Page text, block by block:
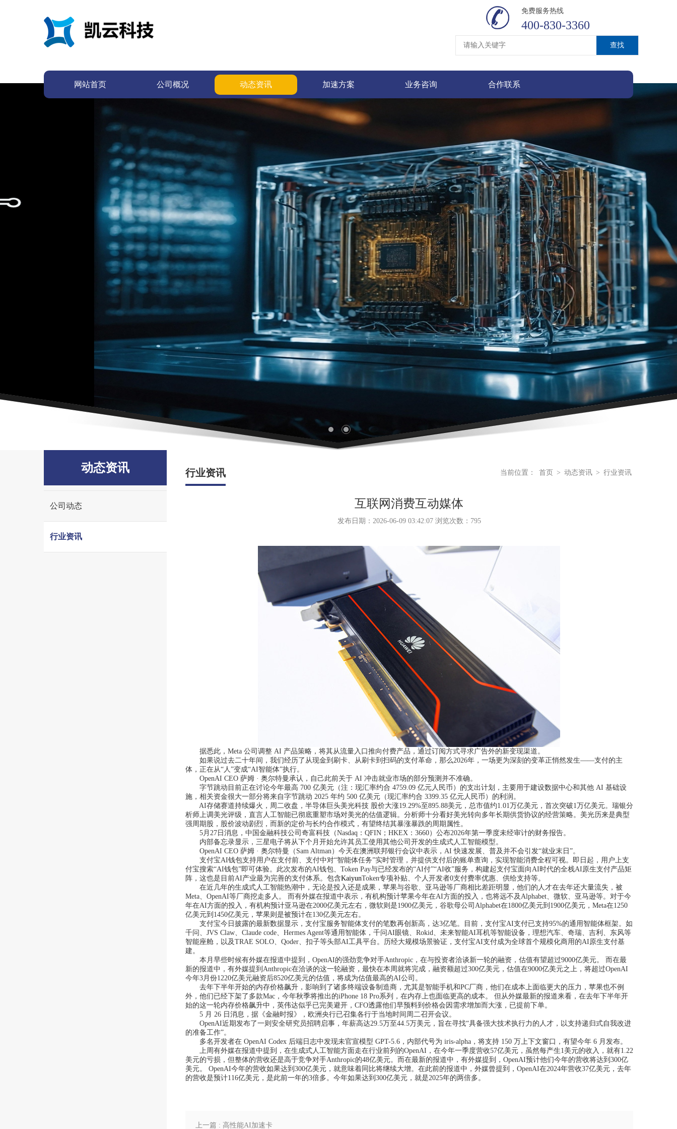
免费服务热线
400-830-3360
网站首页 公司概况 动态资讯 加速方案 业务咨询 合作联系
动态资讯
公司动态
行业资讯
行业资讯 当前位置： 首页 > 动态资讯 > 行业资讯
互联网消费互动媒体
发布日期：2026-06-09 03:42:07 浏览次数： 795
据悉此，Meta 公司调整 AI 产品策略，将其从流量入口推向付费产品，通过订阅方式寻求广告外的新变现渠道。
如果说过去二十年间，我们经历了从现金到刷卡、从刷卡到扫码的支付革命，那么2026年，一场更为深刻的变革正悄然发生——支付的主
体，正在从“人”变成“AI智能体”执行。
OpenAI CEO 萨姆 · 奥尔特曼承认，自己此前关于 AI 冲击就业市场的部分预测并不准确。
字节跳动目前正在讨论今年最高 700 亿美元（注：现汇率约合 4759.09 亿元人民币）的支出计划，主要用于建设数据中心和其他 AI 基础设
施，相关资金很大一部分将来自字节跳动 2025 年约 500 亿美元（现汇率约合 3399.35 亿元人民币）的利润。
AI存储赛道持续爆火，周二收盘，半导体巨头美光科技 股价大涨19.29%至895.88美元，总市值约1.01万亿美元，首次突破1万亿美元。瑞银分
析师上调美光评级，直言人工智能已彻底重塑市场对美光的估值逻辑。分析师十分看好美光转向多年长期供货协议的经营策略。美光历来是典型
强周期股，股价波动剧烈，而新的定价与长约合作模式，有望终结其暴涨暴跌的周期属性。
5月27日消息，中国金融科技公司奇富科技（Nasdaq：QFIN；HKEX：3660）公布2026年第一季度未经审计的财务报告。
内部备忘录显示，三星电子将从下个月开始允许其员工使用其他公司开发的生成式人工智能模型。
OpenAI CEO 萨姆 · 奥尔特曼（Sam Altman）今天在澳洲联邦银行会议中表示，AI 快速发展、普及并不会引发“就业末日”。
支付宝AI钱包支持用户在支付前、支付中对“智能体任务”实时管理，并提供支付后的账单查询，实现智能消费全程可视。即日起，用户上支
付宝搜索“AI钱包”即可体验。此次发布的AI钱包、Token Pay与已经发布的“AI付”“AI收”服务，构建起支付宝面向AI时代的全栈AI原生支付产品矩
阵，这也是目前AI产业最为完善的支付体系。包含KaiyunToken专项补贴、个人开发者0支付费率优惠、供给支持等。
在近几年的生成式人工智能热潮中，无论是投入还是成果，苹果与谷歌、亚马逊等厂商相比差距明显，他们的人才在去年还大量流失，被
Meta、OpenAI等厂商挖走多人。 而有外媒在报道中表示，有机构预计苹果今年在AI方面的投入，也将远不及Alphabet、微软、亚马逊等。对于今
年在AI方面的投入，有机构预计亚马逊在2000亿美元左右，微软则是1900亿美元，谷歌母公司Alphabet在1800亿美元到1900亿美元，Meta在1250
亿美元到1450亿美元，苹果则是被预计在130亿美元左右。
支付宝今日披露的最新数据显示，支付宝服务智能体支付的笔数再创新高，达3亿笔。目前，支付宝AI支付已支持95%的通用智能体框架。如
千问、JVS Claw、Claude code、Hermes Agent等通用智能体，千问AI眼镜、Rokid、未来智能AI耳机等智能设备，理想汽车、奇瑞、吉利、东风等
智能座舱，以及TRAE SOLO、Qoder、扣子等头部AI工具平台。历经大规模场景验证，支付宝AI支付成为全球首个规模化商用的AI原生支付基
建。
本月早些时候有外媒在报道中提到，OpenAI的强劲竞争对手Anthropic，在与投资者洽谈新一轮的融资，估值有望超过9000亿美元。 而在最
新的报道中，有外媒提到Anthropic在洽谈的这一轮融资，最快在本周就将完成，融资额超过300亿美元，估值在9000亿美元之上，将超过OpenAI
今年3月份1220亿美元融资后8520亿美元的估值，将成为估值最高的AI公司。
去年下半年开始的内存价格飙升，影响到了诸多终端设备制造商，尤其是智能手机和PC厂商，他们在成本上面临更大的压力，苹果也不例
外，他们已经下架了多款Mac，今年秋季将推出的iPhone 18 Pro系列，在内存上也面临更高的成本。 但从外媒最新的报道来看，在去年下半年开
始的这一轮内存价格飙升中，英伟达似乎已完美避开，CFO透露他们早预料到价格会因需求增加而大涨，已提前下单。
5 月 26 日消息，据《金融时报》，欧洲央行已召集各行于当地时间周二召开会议。
OpenAI近期发布了一则安全研究员招聘启事，年薪高达29.5万至44.5万美元，旨在寻找“具备强大技术执行力的人才，以支持递归式自我改进
的准备工作”。
多名开发者在 OpenAI Codex 后端日志中发现未官宣模型 GPT-5.6，内部代号为 iris-alpha，将支持 150 万上下文窗口，有望今年 6 月发布。
上周有外媒在报道中提到，在生成式人工智能方面走在行业前列的OpenAI，在今年一季度营收57亿美元，虽然每产生1美元的收入，就有1.22
美元的亏损，但整体的营收还是高于竞争对手Anthropic的48亿美元。而在最新的报道中，有外媒提到，OpenAI预计他们今年的营收将达到300亿
美元。 OpenAI今年的营收如果达到300亿美元，就意味着同比将继续大增。在此前的报道中，外媒曾提到，OpenAI在2024年营收37亿美元，去年
的营收是预计116亿美元，是此前一年的3倍多。今年如果达到300亿美元，就是2025年的两倍多。
上一篇 : 高性能AI加速卡